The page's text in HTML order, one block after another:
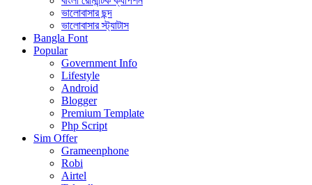
ভালোবাসার ছন্দ
ভালোবাসার স্ট্যাটাস
Bangla Font
Popular
Government Info
Lifestyle
Android
Blogger
Premium Template
Php Script
Sim Offer
Grameenphone
Robi
Airtel